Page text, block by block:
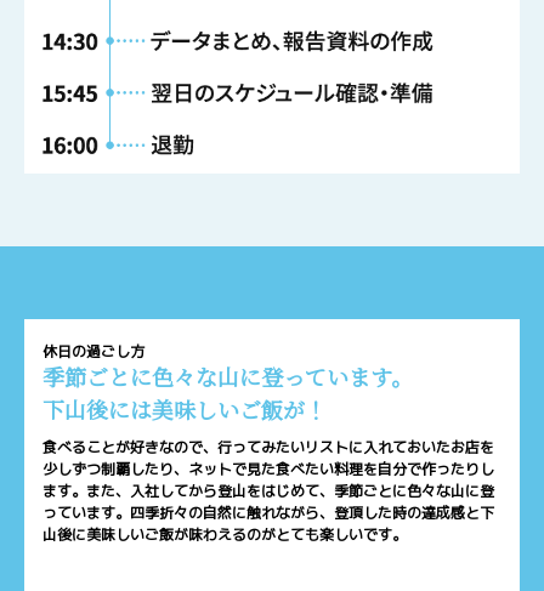
休日の過ごし方
季節ごとに色々な山に登っています。
下山後には美味しいご飯が！
食べることが好きなので、行ってみたいリストに入れておいたお店を
少しずつ制覇したり、ネットで見た食べたい料理を自分で作ったりし
ます。また、入社してから登山をはじめて、季節ごとに色々な山に登
っています。四季折々の自然に触れながら、登頂した時の達成感と下
山後に美味しいご飯が味わえるのがとても楽しいです。